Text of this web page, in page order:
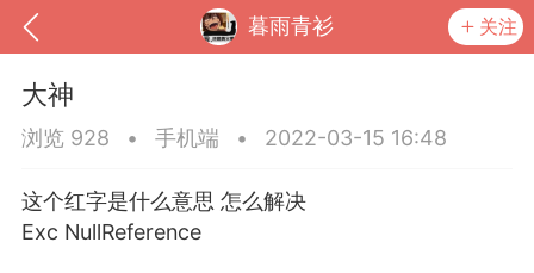
暮雨青衫 关注
大神
浏览 928 • 手机端 • 2022-03-15 16:48
这个红字是什么意思 怎么解决
Exc NullReference